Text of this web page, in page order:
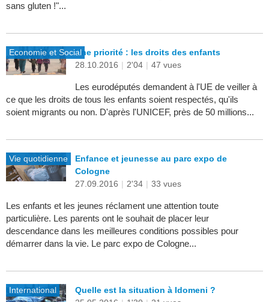
sans gluten !"...
Economie et SocialUne priorité : les droits des enfants
28.10.2016 | 2'04 | 47 vues
Les eurodéputés demandent à l'UE de veiller à
ce que les droits de tous les enfants soient respectés, qu'ils
soient migrants ou non. D'après l'UNICEF, près de 50 millions...
Vie quotidienne
Enfance et jeunesse au parc expo de
Cologne
27.09.2016 | 2'34 | 33 vues
Les enfants et les jeunes réclament une attention toute
particulière. Les parents ont le souhait de placer leur
descendance dans les meilleures conditions possibles pour
démarrer dans la vie. Le parc expo de Cologne...
International
Quelle est la situation à Idomeni ?